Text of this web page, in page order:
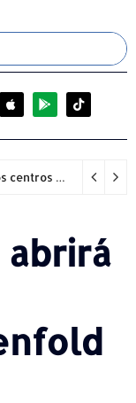
Hospital General de Castañer entre los centros de salud comunitarios con mejor desempeño clínico de Estados Unidos
abrirá